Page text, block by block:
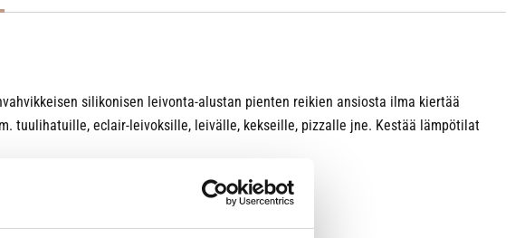
silikonisen leivonta-alustan pienten reikien ansiosta ilma kiertää
tuulihatuille, eclair-leivoksille, leivälle, kekseille, pizzalle jne. Kestää lämpötilat